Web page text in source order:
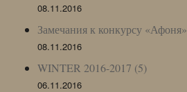
08.11.2016
Замечания к конкурсу «Афоня»
08.11.2016
WINTER 2016-2017 (5)
06.11.2016